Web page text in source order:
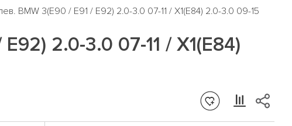
BMW 3(E90 / E91 / E92) 2.0-3.0 07-11 / X1(E84) 2.0-3.0 09-15
2.0-3.0 07-11 / X1(E84)